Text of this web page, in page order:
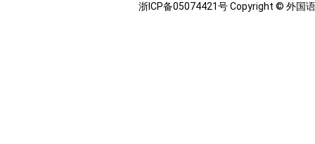
浙ICP备05074421号 Copyright © 外国